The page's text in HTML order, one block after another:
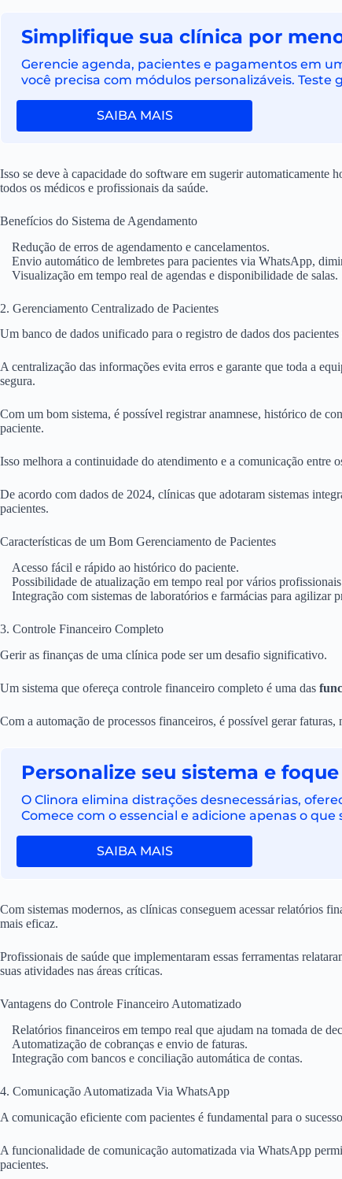
Simplifique sua clínica por
Gerencie agenda, pacientes e pagamentos em
você precisa com módulos personalizáveis. Teste
SAIBA MAIS
Isso se deve à capacidade do software em sugerir automaticamente
todos os médicos e profissionais da saúde.
Benefícios do Sistema de Agendamento
Redução de erros de agendamento e cancelamentos.
Envio automático de lembretes para pacientes via WhatsApp,
Visualização em tempo real de agendas e disponibilidade de salas.
2. Gerenciamento Centralizado de Pacientes
Um banco de dados unificado para o registro de dados dos
A centralização das informações evita erros e garante que toda a
segura.
Com um bom sistema, é possível registrar anamnese, histórico de
paciente.
Isso melhora a continuidade do atendimento e a comunicação entre
De acordo com dados de 2024, clínicas que adotaram sistemas
pacientes.
Características de um Bom Gerenciamento de Pacientes
Acesso fácil e rápido ao histórico do paciente.
Possibilidade de atualização em tempo real por vários
Integração com sistemas de laboratórios e farmácias para agilizar
3. Controle Financeiro Completo
Gerir as finanças de uma clínica pode ser um desafio significativo.
Um sistema que ofereça controle financeiro completo é uma das
Com a automação de processos financeiros, é possível gerar
Personalize seu sistema e
O Clinora elimina distrações desnecessárias,
Comece com o essencial e adicione apenas o que
SAIBA MAIS
Com sistemas modernos, as clínicas conseguem acessar relatórios
mais eficaz.
Profissionais de saúde que implementaram essas ferramentas
suas atividades nas áreas críticas.
Vantagens do Controle Financeiro Automatizado
Relatórios financeiros em tempo real que ajudam na tomada de
Automatização de cobranças e envio de faturas.
Integração com bancos e conciliação automática de contas.
4. Comunicação Automatizada Via WhatsApp
A comunicação eficiente com pacientes é fundamental para o
A funcionalidade de comunicação automatizada via WhatsApp
pacientes.